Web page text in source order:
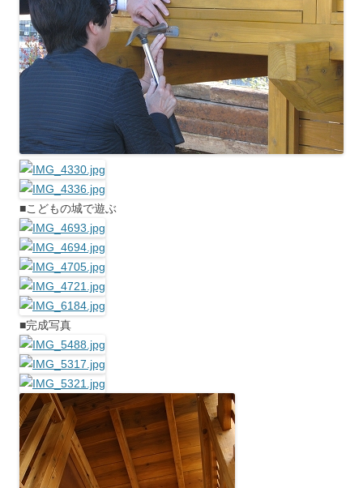
■こどもの城で遊ぶ
■完成写真